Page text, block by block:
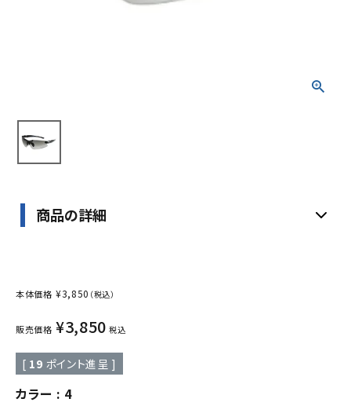
商品の詳細
本体価格 ¥3,850 （税込）
販売価格 ¥3,850 税込
[ 19 ポイント進呈 ]
カラー 4